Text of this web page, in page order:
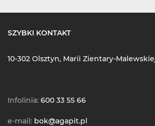
SZYBKI KONTAKT
10-302 Olsztyn, Marii Zientary-
Infolinia: 600 33 55 66
e-mail: bok@agapit.pl